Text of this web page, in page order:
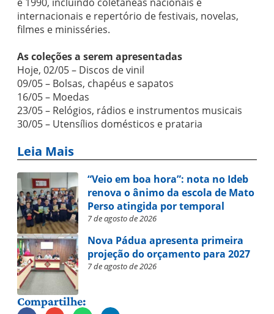
internacionais e repertório de festivais, novelas,
filmes e minisséries.
As coleções a serem apresentadas
Hoje, 02/05 – Discos de vinil
09/05 – Bolsas, chapéus e sapatos
16/05 – Moedas
23/05 – Relógios, rádios e instrumentos musicais
30/05 – Utensílios domésticos e prataria
Leia Mais
“Veio em boa hora”: nota no Ideb
renova o ânimo da escola de Mato
Perso atingida por temporal
7 de agosto de 2026
Nova Pádua apresenta primeira
projeção do orçamento para 2027
7 de agosto de 2026
Compartilhe: